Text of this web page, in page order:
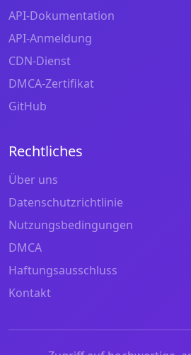
API-Dokumentation
API-Anmeldung
CDN-Dienst
DMCA-Zertifikat
GitHub
Rechtliches
Über uns
Datenschutzrichtlinie
Nutzungsbedingungen
DMCA
Haftungsausschluss
Kontakt